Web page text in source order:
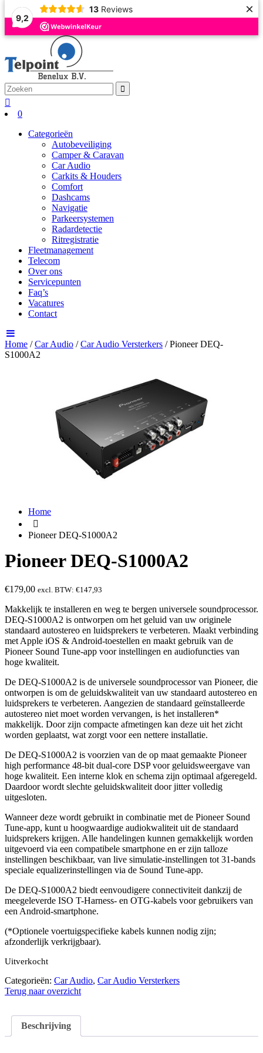
9,2
13 Reviews ×
0
Categorieën
Autobeveiliging
Camper & Caravan
Car Audio
Carkits & Houders
Comfort
Dashcams
Navigatie
Parkeersystemen
Radardetectie
Ritregistratie
Fleetmanagement
Telecom
Over ons
Servicepunten
Faq’s
Vacatures
Contact
Home /Car Audio /Car Audio Versterkers / Pioneer DEQ-
S1000A2
Home
Pioneer DEQ-S1000A2
Pioneer DEQ-S1000A2
€179,00 excl. BTW: €147,93
Makkelijk te installeren en weg te bergen universele soundprocessor.
DEQ-S1000A2 is ontworpen om het geluid van uw originele
standaard autostereo en luidsprekers te verbeteren. Maakt verbinding
met Apple iOS & Android-toestellen en maakt gebruik van de
Pioneer Sound Tune-app voor instellingen en audiofuncties van
hoge kwaliteit.
De DEQ-S1000A2 is de universele soundprocessor van Pioneer, die
ontworpen is om de geluidskwaliteit van uw standaard autostereo en
luidsprekers te verbeteren. Aangezien de standaard geïnstalleerde
autostereo niet moet worden vervangen, is het installeren*
makkelijk. Door zijn compacte afmetingen kan deze uit het zicht
worden geplaatst, wat zorgt voor een nettere installatie.
De DEQ-S1000A2 is voorzien van de op maat gemaakte Pioneer
high performance 48-bit dual-core DSP voor geluidsweergave van
hoge kwaliteit. Een interne klok en schema zijn optimaal afgeregeld.
Daardoor wordt slechte geluidskwaliteit door jitter volledig
uitgesloten.
Wanneer deze wordt gebruikt in combinatie met de Pioneer Sound
Tune-app, kunt u hoogwaardige audiokwaliteit uit de standaard
luidsprekers krijgen. Alle handelingen kunnen gemakkelijk worden
uitgevoerd via een compatibele smartphone en er zijn talloze
instellingen beschikbaar, van live simulatie-instellingen tot 31-bands
speciale equalizerinstellingen via de Sound Tune-app.
De DEQ-S1000A2 biedt eenvoudigere connectiviteit dankzij de
meegeleverde ISO T-Harness- en OTG-kabels voor gebruikers van
een Android-smartphone.
(*Optionele voertuigspecifieke kabels kunnen nodig zijn;
afzonderlijk verkrijgbaar).
Uitverkocht
Categorieën: Car Audio, Car Audio Versterkers
Terug naar overzicht
Beschrijving